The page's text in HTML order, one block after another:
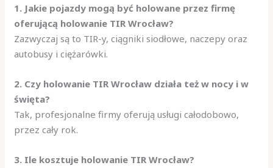
1. Jakie pojazdy mogą być holowane przez firmę
oferującą holowanie TIR Wrocław?
Zazwyczaj są to TIR-y, ciągniki siodłowe, naczepy oraz
autobusy i ciężarówki.
2. Czy holowanie TIR Wrocław działa też w nocy i w
święta?
Tak, profesjonalne firmy oferują usługi całodobowo,
przez cały rok.
3. Ile kosztuje holowanie TIR Wrocław?